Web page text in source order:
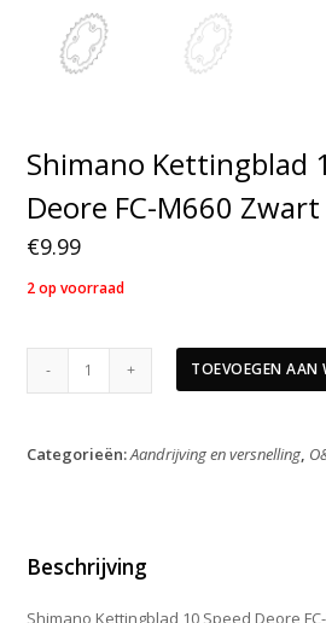
Shimano Kettingblad
Deore FC-M660
€9.99
2 op voorraad
Shimano
Deore
24T
TOEVOEGEN AAN
Categorieën:Aandrijving en versnelling,
Beschrijving
Shimano Kettingblad 10 Speed Deore